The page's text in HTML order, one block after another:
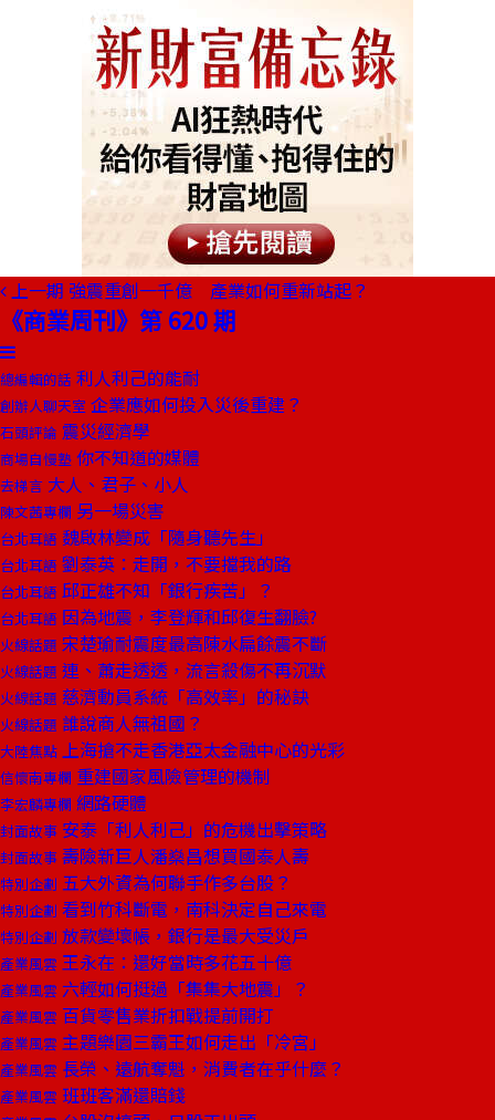
上一期 強震重創一千億 產業如何重新站起？
《商業周刊》第 620 期
總編輯的話 利人利己的能耐
創辦人聊天室 企業應如何投入災後重建？
石頭評論 震災經濟學
商場自慢塾 你不知道的媒體
去梯言 大人、君子、小人
陳文茜專欄 另一場災害
台北耳語 魏啟林變成「隨身聽先生」
台北耳語 劉泰英：走開，不要擋我的路
台北耳語 邱正雄不知「銀行疾苦」？
台北耳語 因為地震，李登輝和邱復生翻臉?
火線話題 宋楚瑜耐震度最高陳水扁餘震不斷
火線話題 連、蕭走透透，流言殺傷不再沉默
火線話題 慈濟動員系統「高效率」的秘訣
火線話題 誰說商人無祖國？
大陸焦點 上海搶不走香港亞太金融中心的光彩
信懷南專欄 重建國家風險管理的機制
李宏麟專欄 網路硬體
封面故事 安泰「利人利己」的危機出擊策略
封面故事 壽險新巨人潘燊昌想買國泰人壽
特別企劃 五大外資為何聯手作多台股？
特別企劃 看到竹科斷電，南科決定自己來電
特別企劃 放款變壞帳，銀行是最大受災戶
產業風雲 王永在：還好當時多花五十億
產業風雲 六輕如何挺過「集集大地震」？
產業風雲 百貨零售業折扣戰提前開打
產業風雲 主題樂園三霸王如何走出「冷宮」
產業風雲 長榮、遠航奪魁，消費者在乎什麼？
產業風雲 班班客滿還賠錢